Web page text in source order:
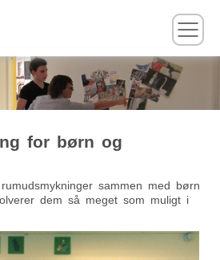
for børn og
sammen med børn
dem så meget som muligt i